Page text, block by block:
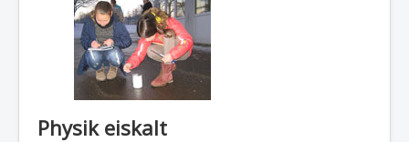
Physik eiskalt